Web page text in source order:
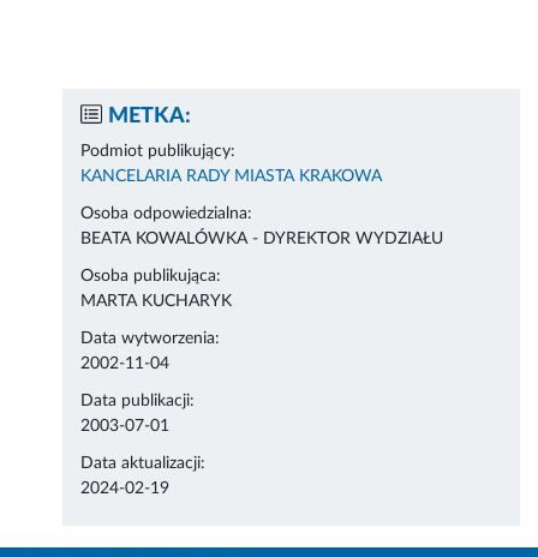
METKA:
Podmiot publikujący:
KANCELARIA RADY MIASTA KRAKOWA
Osoba odpowiedzialna:
BEATA KOWALÓWKA - DYREKTOR WYDZIAŁU
Osoba publikująca:
MARTA KUCHARYK
Data wytworzenia:
2002-11-04
Data publikacji:
2003-07-01
Data aktualizacji:
2024-02-19